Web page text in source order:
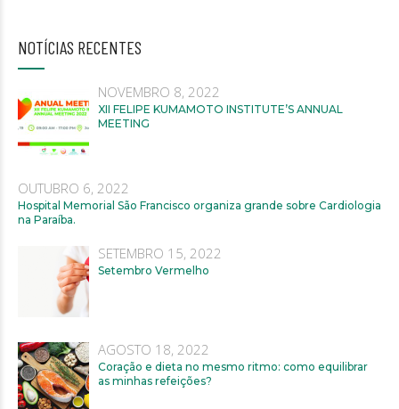
NOTÍCIAS RECENTES
NOVEMBRO 8, 2022
XII FELIPE KUMAMOTO INSTITUTE’S ANNUAL
MEETING
OUTUBRO 6, 2022
Hospital Memorial São Francisco organiza grande sobre Cardiologia
na Paraíba.
SETEMBRO 15, 2022
Setembro Vermelho
AGOSTO 18, 2022
Coração e dieta no mesmo ritmo: como equilibrar
as minhas refeições?